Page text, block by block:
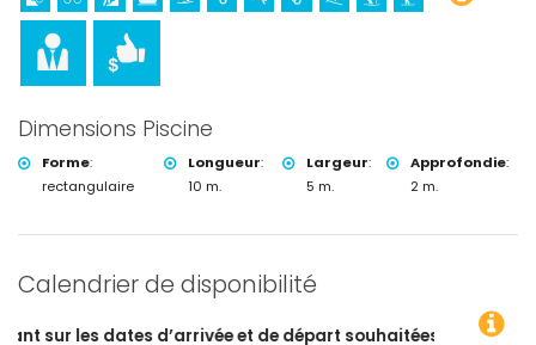
Dimensions Piscine
Forme:
rectangulaire
Longueur:
10 m.
Largeur:
5 m.
Approfondie:
2 m.
Calendrier de disponibilité
et de départ souhaitées !